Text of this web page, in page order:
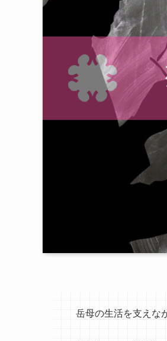
岳母の生活を支えな